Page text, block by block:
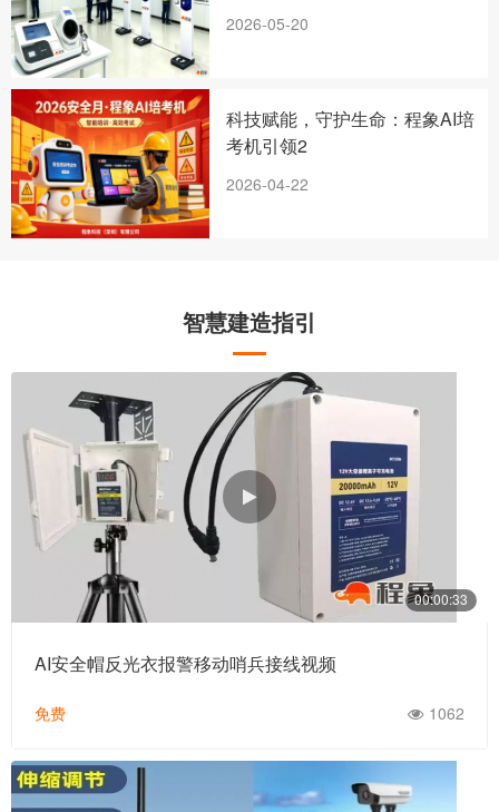
2026-05-20
科技赋能，守护生命：程象AI培
考机引领2
2026-04-22
智慧建造指引
00:00:33
AI安全帽反光衣报警移动哨兵接线视频
免费 1062